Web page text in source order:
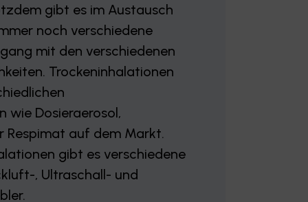
gibt es im Austausch
noch verschiedene
mit den verschiedenen
Trockeninhalationen
wie Dosieraerosol,
Respimat auf dem Markt.
gibt es verschiedene
, Ultraschall- und